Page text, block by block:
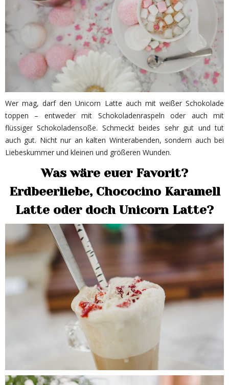
Wer mag, darf den Unicorn Latte auch mit weißer Schokolade
toppen – entweder mit Schokoladenraspeln oder auch mit
flüssiger Schokoladensoße. Schmeckt beides sehr gut und tut
auch gut. Nicht nur an kalten Winterabenden, sondern auch bei
Liebeskummer und kleinen und größeren Wunden.
Was wäre euer Favorit?
Erdbeerliebe, Chococino Karamell
Latte oder doch Unicorn Latte?